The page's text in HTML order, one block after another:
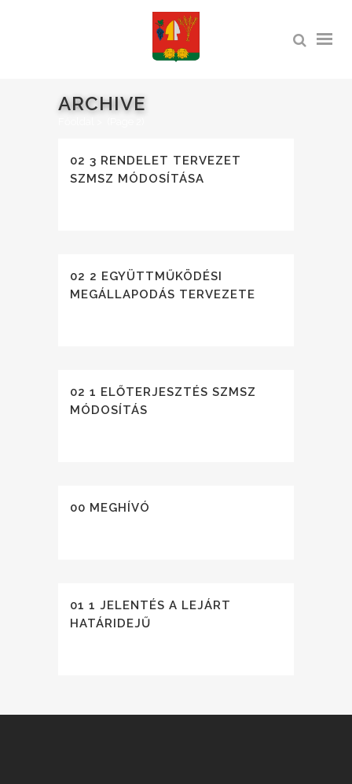
ARCHIVE
02 3 RENDELET TERVEZET
SZMSZ MÓDOSÍTÁSA
02 2 EGYÜTTMŰKÖDÉSI
MEGÁLLAPODÁS TERVEZETE
02 1 ELŐTERJESZTÉS SZMSZ
MÓDOSÍTÁS
00 MEGHÍVÓ
01 1 JELENTÉS A LEJÁRT
HATÁRIDEJŰ